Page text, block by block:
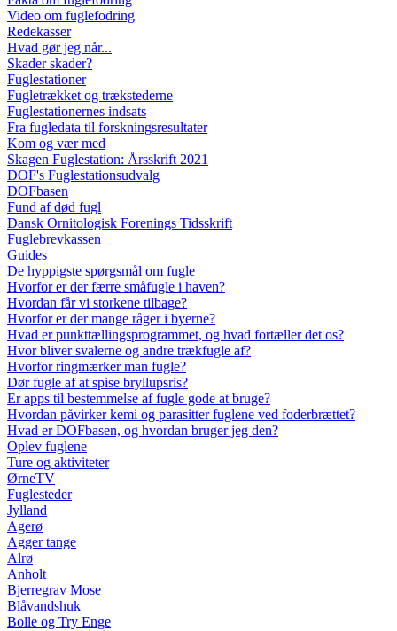
Video om fuglefodring
Redekasser
Hvad gør jeg når...
Skader skader?
Fuglestationer
Fugletrækket og trækstederne
Fuglestationernes indsats
Fra fugledata til forskningsresultater
Kom og vær med
Skagen Fuglestation: Årsskrift 2021
DOF's Fuglestationsudvalg
DOFbasen
Fund af død fugl
Dansk Ornitologisk Forenings Tidsskrift
Fuglebrevkassen
Guides
De hyppigste spørgsmål om fugle
Hvorfor er der færre småfugle i haven?
Hvordan får vi storkene tilbage?
Hvorfor er der mange råger i byerne?
Hvad er punkttællingsprogrammet, og hvad fortæller det os?
Hvor bliver svalerne og andre trækfugle af?
Hvorfor ringmærker man fugle?
Dør fugle af at spise bryllupsris?
Er apps til bestemmelse af fugle gode at bruge?
Hvordan påvirker kemi og parasitter fuglene ved foderbrættet?
Hvad er DOFbasen, og hvordan bruger jeg den?
Oplev fuglene
Ture og aktiviteter
ØrneTV
Fuglesteder
Jylland
Agerø
Agger tange
Alrø
Anholt
Bjerregrav Mose
Blåvandshuk
Bolle og Try Enge